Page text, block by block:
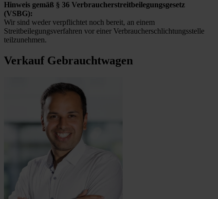
Hinweis gemäß § 36 Verbraucherstreitbeilegungsgesetz
(VSBG):
Wir sind weder verpflichtet noch bereit, an einem
Streitbeilegungsverfahren vor einer Verbraucherschlichtungsstelle
teilzunehmen.
Verkauf Gebrauchtwagen